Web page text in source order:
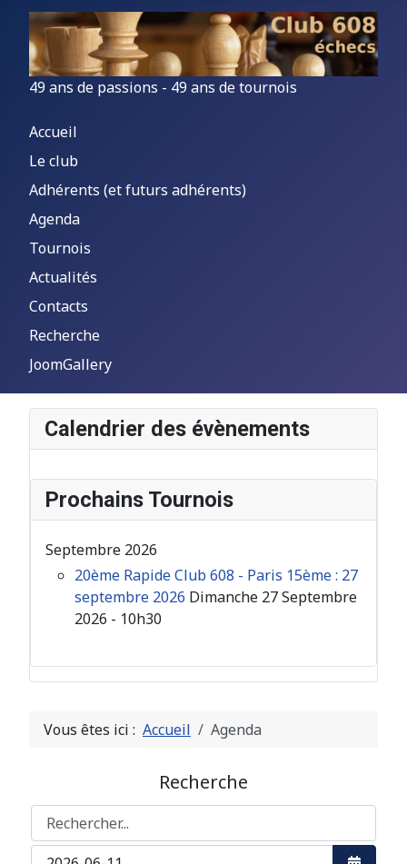
49 ans de passions - 49 ans de tournois
Accueil
Le club
Adhérents (et futurs adhérents)
Agenda
Tournois
Actualités
Contacts
Recherche
JoomGallery
Calendrier des évènements
Prochains Tournois
Septembre 2026
20ème Rapide Club 608 - Paris 15ème : 27
septembre 2026 Dimanche 27 Septembre
2026 - 10h30
Vous êtes ici : Accueil Agenda
Recherche
Rechercher...